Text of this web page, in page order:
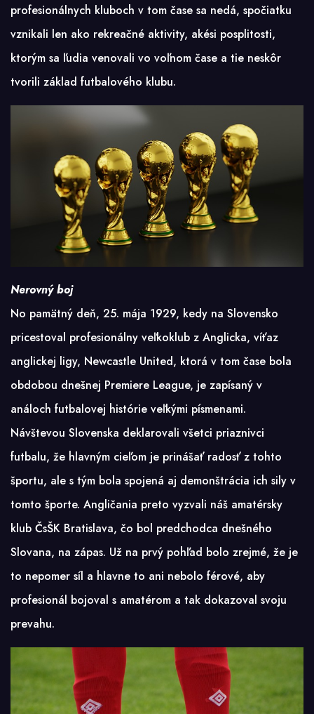
profesionálnych kluboch v tom čase sa nedá, spočiatku
vznikali len ako rekreačné aktivity, akési posplitosti,
ktorým sa ľudia venovali vo voľnom čase a tie neskôr
tvorili základ futbalového klubu.
Nerovný boj
No pamätný deň, 25. mája 1929, kedy na Slovensko
pricestoval profesionálny veľkoklub z Anglicka, víťaz
anglickej ligy, Newcastle United, ktorá v tom čase bola
obdobou dnešnej Premiere League, je zapísaný v
análoch futbalovej histórie veľkými písmenami.
Návštevou Slovenska deklarovali všetci priaznivci
futbalu, že hlavným cieľom je prinášať radosť z tohto
športu, ale s tým bola spojená aj demonštrácia ich sily v
tomto športe. Angličania preto vyzvali náš amatérsky
klub ČsŠK Bratislava, čo bol predchodca dnešného
Slovana, na zápas. Už na prvý pohľad bolo zrejmé, že je
to nepomer síl a hlavne to ani nebolo férové, aby
profesionál bojoval s amatérom a tak dokazoval svoju
prevahu.